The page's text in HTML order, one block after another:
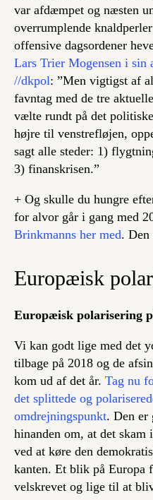
var afdæmpet og næsten
overrumplende
offensive dagsordener
Lars Trier Mogensen i sin
//dkpol: ”Men vigtigst af
favntag med de tre
vælte rundt på det
højre til venstrefløjen,
sagt alle steder: 1)
3) finanskrisen.”
+ Og skulle du hungre
for alvor går i gang med
Brinkmanns her med.
Europæisk
Europæisk polarisering
Vi kan godt lige med det
tilbage på 2018 og de
kom ud af det år. Tag nu
det splittede og
omdrejningspunkt. Den er
hinanden om, at det
ved at køre den
kanten. Et blik på Europa
velskrevet og lige til at